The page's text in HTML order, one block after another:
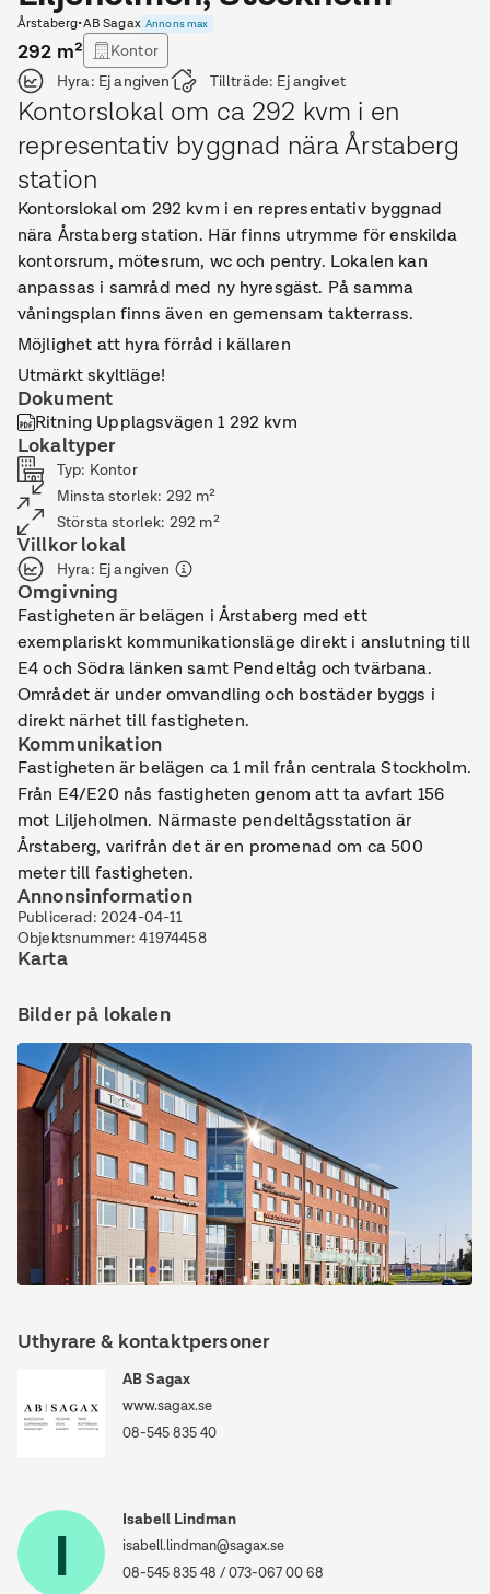
Årstaberg•AB Sagax Annons max
292 m²
Kontor
Hyra: Ej angiven Tillträde: Ej angivet
Kontorslokal om ca 292 kvm i en
representativ byggnad nära Årstaberg
station
Kontorslokal om 292 kvm i en representativ byggnad
nära Årstaberg station. Här finns utrymme för enskilda
kontorsrum, mötesrum, wc och pentry. Lokalen kan
anpassas i samråd med ny hyresgäst. På samma
våningsplan finns även en gemensam takterrass.
Möjlighet att hyra förråd i källaren
Utmärkt skyltläge!
Dokument
Ritning Upplagsvägen 1 292 kvm
Lokaltyper
Typ: Kontor
Minsta storlek: 292 m²
Största storlek: 292 m²
Villkor lokal
Hyra: Ej angiven
Omgivning
Fastigheten är belägen i Årstaberg med ett
exemplariskt kommunikationsläge direkt i anslutning till
E4 och Södra länken samt Pendeltåg och tvärbana.
Området är under omvandling och bostäder byggs i
direkt närhet till fastigheten.
Kommunikation
Fastigheten är belägen ca 1 mil från centrala Stockholm.
Från E4/E20 nås fastigheten genom att ta avfart 156
mot Liljeholmen. Närmaste pendeltågsstation är
Årstaberg, varifrån det är en promenad om ca 500
meter till fastigheten.
Annonsinformation
Publicerad: 2024-04-11
Objektsnummer:41974458
Karta
Bilder på lokalen
Uthyrare & kontaktpersoner
AB Sagax
www.sagax.se
08-545 835 40
I Isabell Lindman
isabell.lindman@sagax.se
08-545 835 48 /073-067 00 68